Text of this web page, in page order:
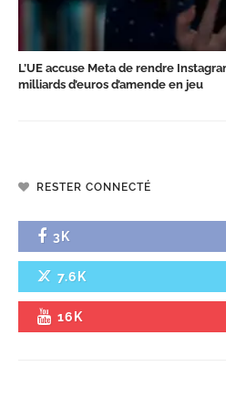
L’UE accuse Meta de rendre
milliards d’euros d’amende en jeu
RESTER CONNECTÉ
3K
7.6K
16K